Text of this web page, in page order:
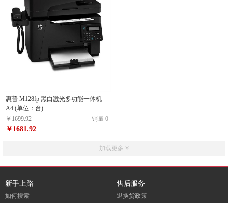
惠普 M128fp 黑白激光多功能一体机
A4 (单位：台)
￥1699.92
销量 0
￥1681.92
加载更多
新手上路
如何搜索
售后服务
退换货政策